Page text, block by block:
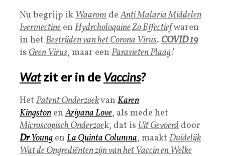
Nu begrijp ikWaarom deAnti Malaria Middelen
Ivermectine en HydrcholoquineZo Effectiefwaren
in het Bestrijden van hetCorona Virus. COVID 19
is Geen Virus, maar een Parasieten Plaag!
Watzit er in de Vaccins?
Het Patent Onderzoekvan Karen
Kingston enAriyana Love, als mede het
Microscopisch Onderzoek, dat is Uit Gevoerd door
DrYoung en La Quinta Columna, maakt Duidelijk
Wat de Ongrediënten zijn van het Vaccin en Welke